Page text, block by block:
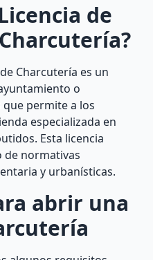
de
Charcutería es un
o
permite a los
especializada en
Esta licencia
de normativas
y urbanísticas.
abrir una